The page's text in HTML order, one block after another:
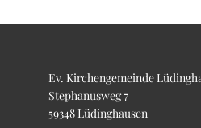
Ev. Kirchengemeinde
Stephanusweg 7
59348 Lüdinghausen